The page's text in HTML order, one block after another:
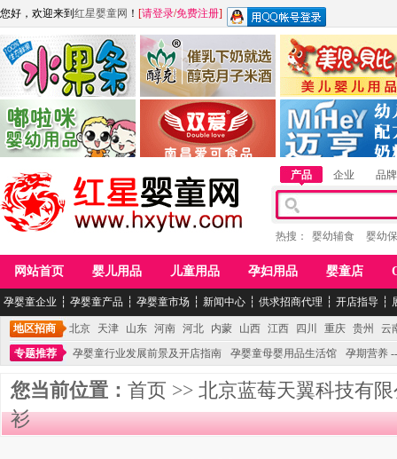
您好，欢迎来到 红星婴童网 ！ [请登录/免费注册]
江西麦嘟嘟食品有限公司
青岛嘟啦咪婴幼儿用品公司
江西醇之客月子米酒 惠州市美儿婴儿用品
湖南迈亨母婴用品有限
产品 企业 品牌
热搜： 婴幼辅食 婴幼
网站首页 婴儿用品 儿童用品 孕妇用品 婴童店
孕婴童企业 ┆ 孕婴童产品 ┆ 孕婴童市场 ┆ 新闻中心 ┆ 供求招商代理 ┆ 开店指导 ┆
地区招商 北京 天津 山东 河南 河北 内蒙 山西 江西 四川 重庆 贵州
云
专题推荐
孕婴童行业发展前景及开店指南 孕婴童母婴用品生活馆 孕期营养
您当前位置： 首页 >> 北京蓝莓天翼科技有
衫